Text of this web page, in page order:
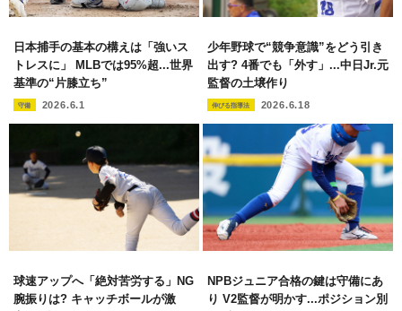
日本捕手の基本の構えは「強いス
トレスに」 MLBでは95%超...世界
基準の“片膝立ち”
守備 2026.6.1
少年野球で“競争意識”をどう引き
出す? 4番でも「外す」...中日Jr.元
監督の土壌作り
伸びる指導法 2026.6.18
球速アップへ「絶対苦労する」NG
腕振りは? キャッチボールが激
NPBジュニア合格の鍵は守備にあ
り V2監督が明かす...ポジション別